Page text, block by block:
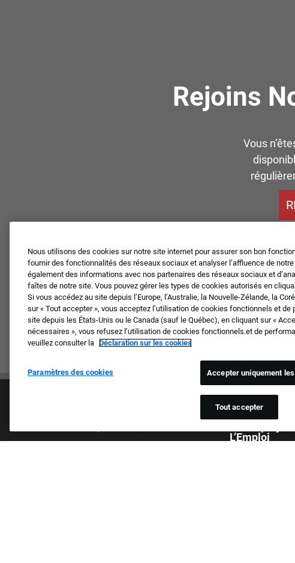
Rejoins
Vous
Un
L’Emploi
Nous utilisons des cookies sur notre site internet pour assurer son bon
fournir des fonctionnalités des réseaux sociaux et analyser l’affluence de
également des informations avec nos partenaires des réseaux sociaux et
faîtes de notre site. Vous pouvez gérer les types de cookies autorisés en
Si vous accédez au site depuis l’Europe, l’Australie, la Nouvelle-Zélande, la
sur « Tout accepter », vous acceptez l’utilisation de cookies fonctionnels et de
site depuis les États-Unis ou le Canada (sauf le Québec), en cliquant sur «
nécessaires », vous refusez l’utilisation de cookies fonctionnels.et de
veuillez consulter la Déclaration sur les cookies
Paramètres des cookies Accepter uniquement
Tout accepter